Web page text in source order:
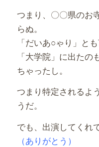
つまり、〇〇県のお
らぬ。
「だいあ○ゃり」と
「大学院」に出た
ちゃったし。
つまり特定されるよ
うだ。
でも、出演してくれ
（ありがとう）